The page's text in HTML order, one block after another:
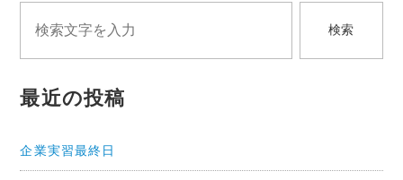
検索
最近の投稿
企業実習最終日